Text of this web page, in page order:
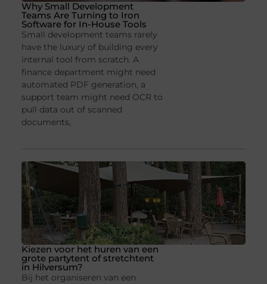
Why Small Development
Teams Are Turning to Iron
Software for In-House Tools
Small development teams rarely
have the luxury of building every
internal tool from scratch. A
finance department might need
automated PDF generation, a
support team might need OCR to
pull data out of scanned
documents,
Kiezen voor het huren van een
grote partytent of stretchtent
in Hilversum?
Bij het organiseren van een